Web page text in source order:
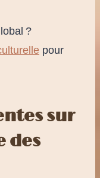
?
pour
sur
des